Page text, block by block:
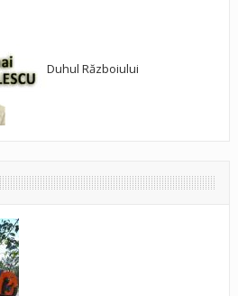
Duhul Războiului